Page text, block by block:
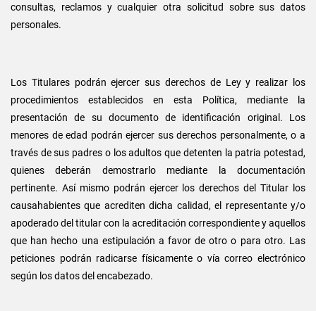
consultas, reclamos y cualquier otra solicitud sobre sus datos
personales.
Los Titulares podrán ejercer sus derechos de Ley y realizar los
procedimientos establecidos en esta Política, mediante la
presentación de su documento de identificación original. Los
menores de edad podrán ejercer sus derechos personalmente, o a
través de sus padres o los adultos que detenten la patria potestad,
quienes deberán demostrarlo mediante la documentación
pertinente. Así mismo podrán ejercer los derechos del Titular los
causahabientes que acrediten dicha calidad, el representante y/o
apoderado del titular con la acreditación correspondiente y aquellos
que han hecho una estipulación a favor de otro o para otro. Las
peticiones podrán radicarse físicamente o vía correo electrónico
según los datos del encabezado.